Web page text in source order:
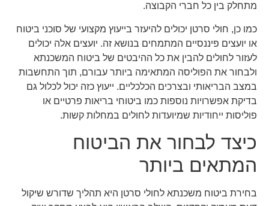
מתחלק בין כל חברי הקבוצה.
כמו כן, חולי סרטן יכולים להיעזר בייעוץ מקצועי של סוכני ביטוח
או יועצים פיננסיים המתמחים בנושא זה. יועצים אלה יכולים
לעזור לחולים להבין את כל ההיבטים של ביטוח המשכנתא
ולבחור את הפוליסה המתאימה ביותר עבורם, תוך התחשבות
במצב הבריאותי ובצרכים הכלכליים. ייעוץ כזה יכול לכלול גם
בדיקת אפשרויות נוספות כמו ביטוחי בריאות פרטיים או
פוליסות ייחודיות שמיועדות לחולים במחלות קשות.
כיצד לבחור את הביטוח
המתאים ביותר
בחירת ביטוח משכנתא לחולי סרטן היא תהליך שדורש שיקול